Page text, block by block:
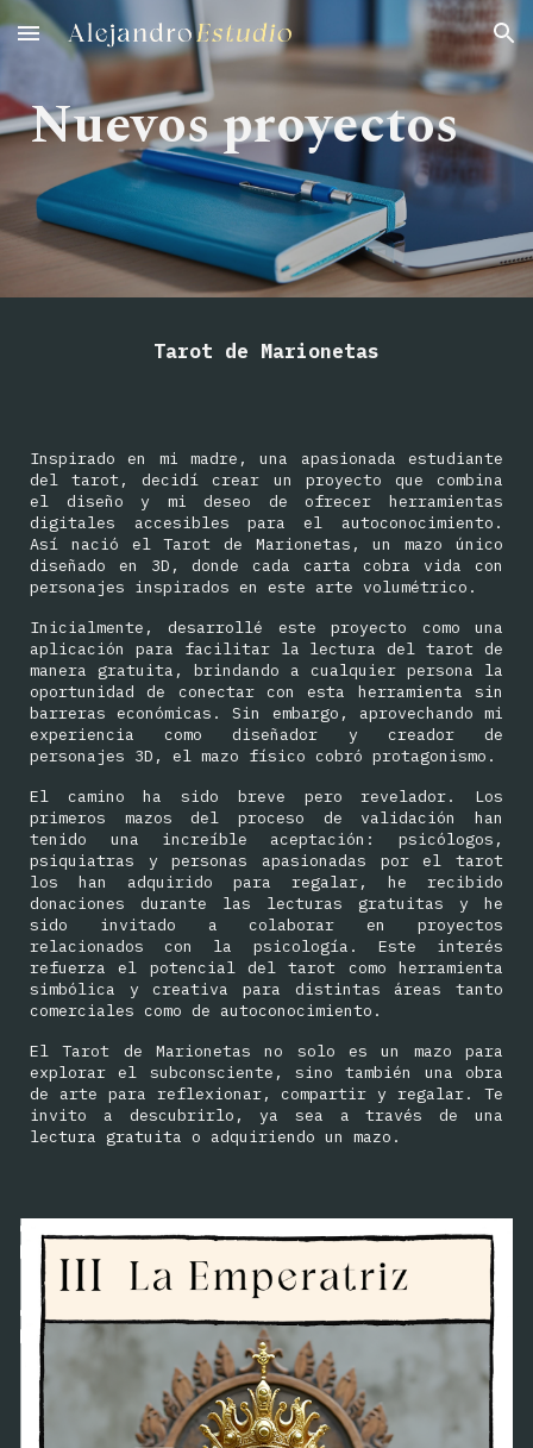
Skip to main content Skip to navigation
Nuevos proyectos
Tarot de Marionetas
Inspirado en mi madre, una apasionada estudiante
del tarot, decidí crear un proyecto que combina
el diseño y mi deseo de ofrecer herramientas
digitales accesibles para el autoconocimiento.
Así nació elTarot de Marionetas , un mazo único
diseñado en 3D, donde cada carta cobra vida con
personajes inspirados en este arte volumétrico.
Inicialmente, desarrollé este proyecto como una
aplicación para facilitar la lectura del tarot de
manera gratuita, brindando a cualquier persona la
oportunidad de conectar con esta herramienta sin
barreras económicas. Sin embargo, aprovechando mi
experiencia como diseñador y creador de
personajes 3D, el mazo físico cobró protagonismo.
El camino ha sido breve pero revelador. Los
primeros mazos del proceso de validación han
tenido una increíble aceptación: psicólogos,
psiquiatras y personas apasionadas por el tarot
los han adquirido para regalar, he recibido
donaciones durante las lecturas gratuitas y he
sido invitado a colaborar en proyectos
relacionados con la psicología. Este interés
refuerza el potencial del tarot como herramienta
simbólica y creativa para distintas áreas tanto
comerciales como de autoconocimiento.
ElTarot de Marionetas no solo es un mazo para
explorar el subconsciente, sino también una obra
de arte para reflexionar, compartir y regalar. Te
invito a descubrirlo, ya sea a través de una
lectura gratuita o adquiriendo un mazo.